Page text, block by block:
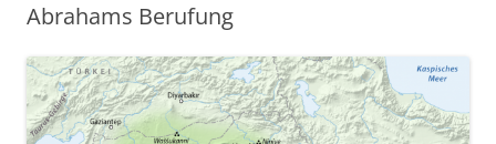
Abrahams Berufung